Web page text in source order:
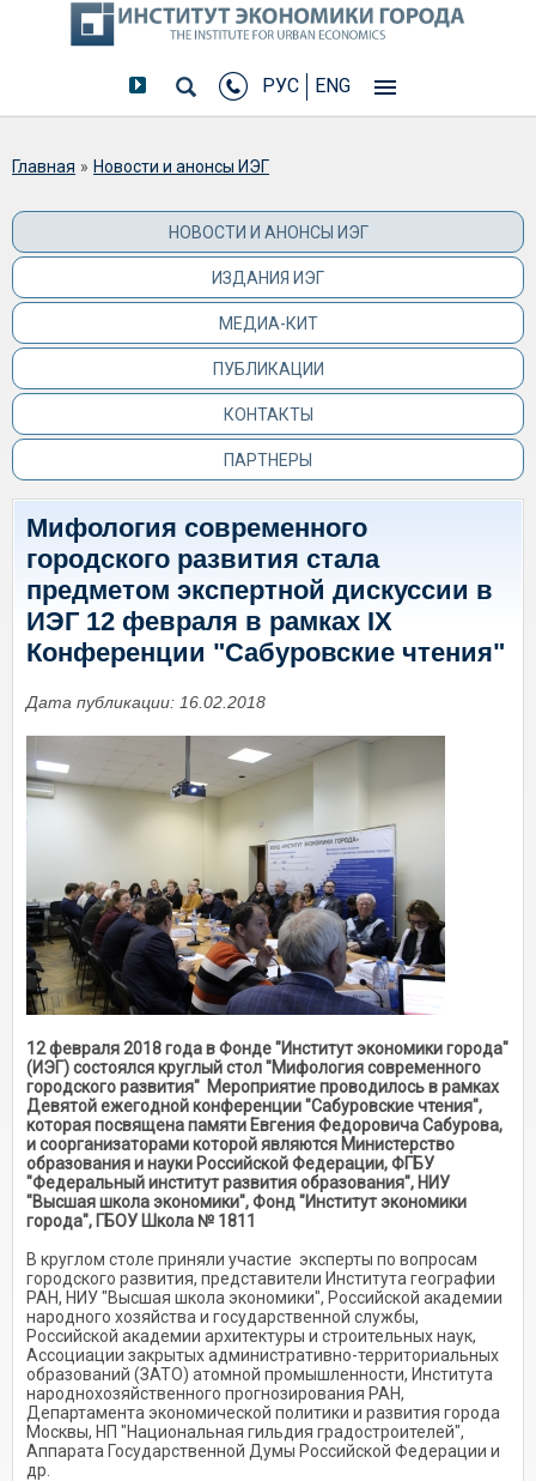
РУС ENG
Вы здесь
Главная » Новости и анонсы ИЭГ
НОВОСТИ И АНОНСЫ ИЭГ
ИЗДАНИЯ ИЭГ
МЕДИА-КИТ
ПУБЛИКАЦИИ
КОНТАКТЫ
ПАРТНЕРЫ
Мифология современного
городского развития стала
предметом экспертной дискуссии в
ИЭГ 12 февраля в рамках IX
Конференции "Сабуровские чтения"
Дата публикации: 16.02.2018
12 февраля 2018 года в Фонде "Институт экономики города"
(ИЭГ) состоялся круглый стол "Мифология современного
городского развития" Мероприятие проводилось в рамках
Девятой ежегодной конференции "Сабуровские чтения",
которая посвящена памяти Евгения Федоровича Сабурова,
и соорганизаторами которой являются Министерство
образования и науки Российской Федерации, ФГБУ
"Федеральный институт развития образования", НИУ
"Высшая школа экономики", Фонд "Институт экономики
города", ГБОУ Школа № 1811
В круглом столе приняли участие эксперты по вопросам
городского развития, представители Института географии
РАН, НИУ "Высшая школа экономики", Российской академии
народного хозяйства и государственной службы,
Российской академии архитектуры и строительных наук,
Ассоциации закрытых административно-территориальных
образований (ЗАТО) атомной промышленности, Института
народнохозяйственного прогнозирования РАН,
Департамента экономической политики и развития города
Москвы, НП "Национальная гильдия градостроителей",
Аппарата Государственной Думы Российской Федерации и
др.